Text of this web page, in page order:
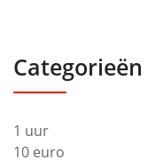
Categorieën
1 uur
10 euro